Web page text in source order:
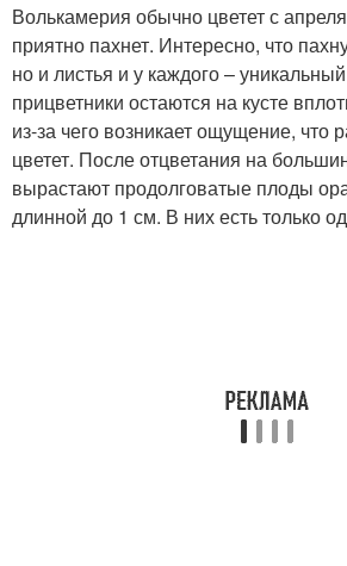
Волькамерия обычно цветет с
приятно пахнет. Интересно, что
но и листья и у каждого –
прицветники остаются на кусте
из-за чего возникает ощущение, что
цветет. После отцветания на
вырастают продолговатые плоды
длинной до 1 см. В них есть только